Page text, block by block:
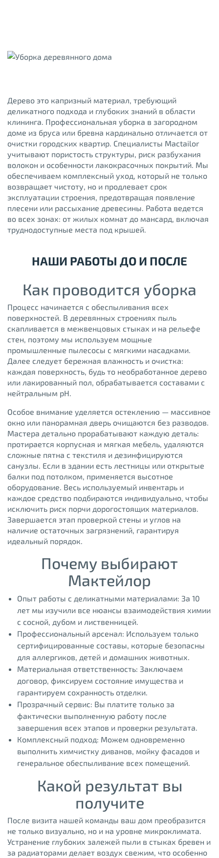
Дерево это капризный материал, требующий
деликатного подхода и глубоких знаний в области
клининга. Профессиональная уборка в загородном
доме из бруса или бревна кардинально отличается от
очистки городских квартир. Специалисты Mactailor
учитывают пористость структуры, риск разбухания
волокон и особенности лакокрасочных покрытий. Мы
обеспечиваем комплексный уход, который не только
возвращает чистоту, но и продлевает срок
эксплуатации строения, предотвращая появление
плесени или рассыхание древесины. Работа ведется
во всех зонах: от жилых комнат до мансард, включая
труднодоступные места под крышей.
НАШИ РАБОТЫ ДО И ПОСЛЕ
Как проводится уборка
Процесс начинается с обеспыливания всех
поверхностей. В деревянных строениях пыль
скапливается в межвенцовых стыках и на рельефе
стен, поэтому мы используем мощные
промышленные пылесосы с мягкими насадками.
Далее следует бережная влажность и очистка:
каждая поверхность, будь то необработанное дерево
или лакированный пол, обрабатывается составами с
нейтральным pH.
Особое внимание уделяется остеклению — массивное
окно или панорамная дверь очищаются без разводов.
Мастера детально прорабатывают каждую деталь:
протирается корпусная и мягкая мебель, удаляются
сложные пятна с текстиля и дезинфицируются
санузлы. Если в здании есть лестницы или открытые
балки под потолком, применяется высотное
оборудование. Весь используемый инвентарь и
каждое средство подбираются индивидуально, чтобы
исключить риск порчи дорогостоящих материалов.
Завершается этап проверкой стены и углов на
наличие остаточных загрязнений, гарантируя
идеальный порядок.
Почему выбирают
Мактейлор
Опыт работы с деликатными материалами: За 10
лет мы изучили все нюансы взаимодействия химии
с сосной, дубом и лиственницей.
Профессиональный арсенал: Используем только
сертифицированные составы, которые безопасны
для аллергиков, детей и домашних животных.
Материальная ответственность: Заключаем
договор, фиксируем состояние имущества и
гарантируем сохранность отделки.
Прозрачный сервис: Вы платите только за
фактически выполненную работу после
завершения всех этапов и проверки результата.
Комплексный подход: Можем одновременно
выполнить химчистку диванов, мойку фасадов и
генеральное обеспыливание всех помещений.
Какой результат вы
получите
После визита нашей команды ваш дом преобразится
не только визуально, но и на уровне микроклимата.
Устранение глубоких залежей пыли в стыках бревен и
за радиаторами делает воздух свежим, что особенно